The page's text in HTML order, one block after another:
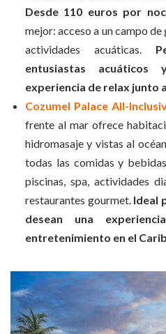
Desde 110 euros por
mejor: acceso a un campo
actividades acuáticas.
entusiastas acuáticos
experiencia de relax junto
Cozumel Palace All-
frente al mar ofrece
hidromasaje y vistas al
todas las comidas y
piscinas, spa, actividades
restaurantes gourmet. Ideal
desean una
entretenimiento en el